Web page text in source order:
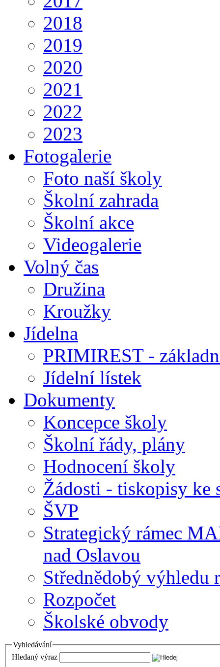
2018
2019
2020
2021
2022
2023
Fotogalerie
Foto naší školy
Školní zahrada
Školní akce
Videogalerie
Volný čas
Družina
Kroužky
Jídelna
PRIMIREST -
Jídelní lístek
Dokumenty
Koncepce školy
Školní řády, plány
Hodnocení školy
Žádosti - tiskopisy ke
ŠVP
Strategický rámec
nad Oslavou
Střednědobý výhledu
Rozpočet
Školské obvody
Vyhledávání
Hledaný výraz